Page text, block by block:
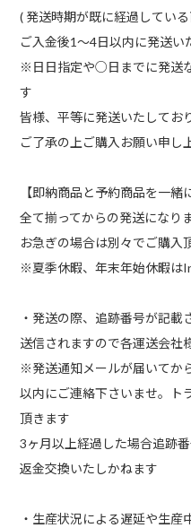
( 発送時期が既に経過してい
ご入金後1～4日以内に発送い
※日日指定や○日までに発送
す
皆様、平等に発送いたしてお
ご了承の上ご購入お願い申し
【即納商品と予約商品を一
全て揃ってからの発送になり
お急ぎの場合は別々でご購入
※夏季休暇、年末年始休暇は
・発送の際、追跡番号が記載
送信されますので各運送会社
※発送通知メールが届いてか
以内にご連絡下さいませ。ト
頂きます
3ヶ月以上経過した場合追跡
返金交換いたしかねます
・生産状況による遅延や生産